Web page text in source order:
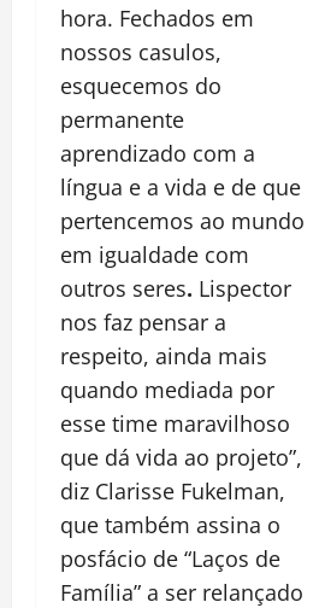
hora. Fechados em
nossos casulos,
esquecemos do
permanente
aprendizado com a
língua e a vida e de que
pertencemos ao mundo
em igualdade com
outros seres. Lispector
nos faz pensar a
respeito, ainda mais
quando mediada por
esse time maravilhoso
que dá vida ao projeto”,
diz Clarisse Fukelman,
que também assina o
posfácio de “Laços de
Família” a ser relançado